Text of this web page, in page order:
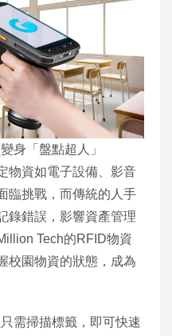
身「盤點超人」
物資如電子設備、影音
臨挑戰，而傳統的人手
錄錯誤，影響資產管理
Tech的RFID物資
校園物資的狀態，成為
需掃描標籤，即可快速